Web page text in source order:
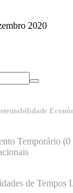
2020
Temporário
de